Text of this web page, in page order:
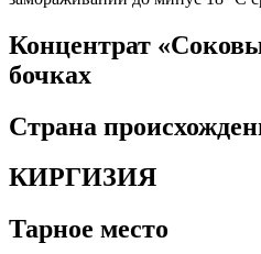
Концентрат
бочках
Страна
КИРГИЗИЯ
Тарное место